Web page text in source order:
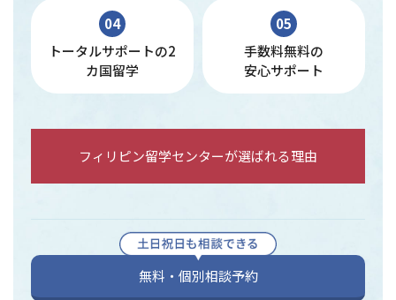
04
トータルサポートの2
カ国留学
05
手数料無料の
安心サポート
フィリピン留学センターが選ばれる理由
無料・個別相談予約